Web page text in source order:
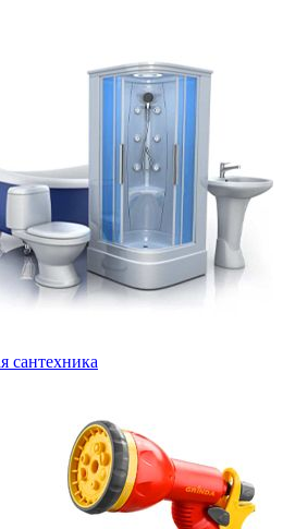
сантехника